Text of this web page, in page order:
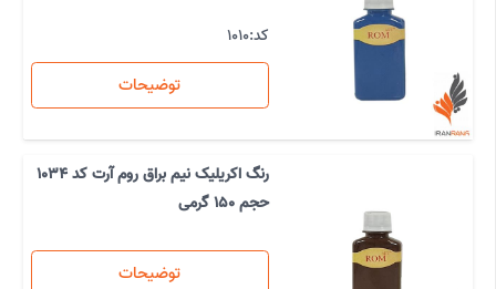
کد:1010
توضیحات
رنگ اکریلیک نیم براق روم آرت کد 1034
حجم 150 گرمی
توضیحات